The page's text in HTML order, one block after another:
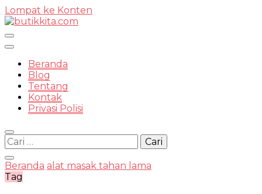
Lompat ke Konten
Beranda
Blog
Tentang
Kontak
Privasi Polisi
Cari
untuk:
Beranda alat masak tahan lama
Tag